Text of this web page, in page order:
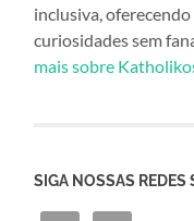
inclusiva,
curiosidades sem
mais sobre
SIGA NOSSAS REDES